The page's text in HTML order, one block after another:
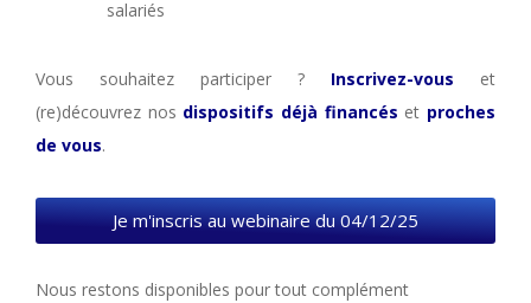
salariés
Vous souhaitez participer ? Inscrivez-vous et
(re)découvrez nos dispositifs déjà financés et proches
de vous.
Je m'inscris au webinaire du 04/12/25
Nous restons disponibles pour tout complément